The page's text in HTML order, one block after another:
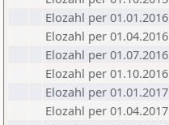
Elozahl per 01.01.2016
Elozahl per 01.04.2016
Elozahl per 01.07.2016
Elozahl per 01.10.2016
Elozahl per 01.01.2017
Elozahl per 01.04.2017